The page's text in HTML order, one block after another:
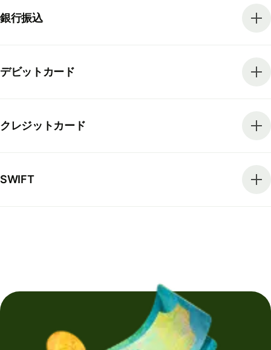
銀行振込
デビットカード
クレジットカード
SWIFT